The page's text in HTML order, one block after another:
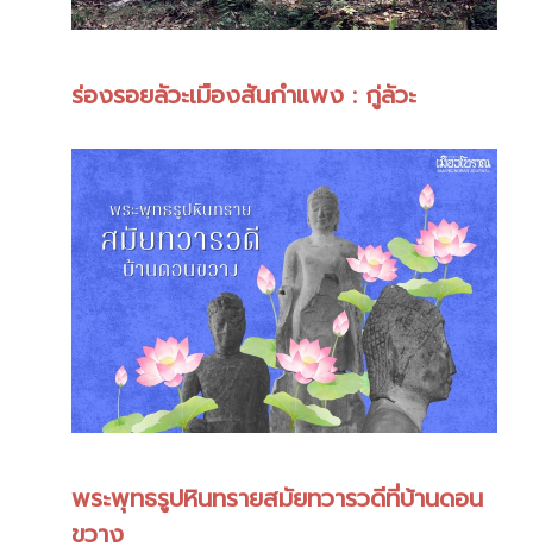
ร่องรอยลัวะเมืองสันกำแพง : กู่ลัวะ
พระพุทธรูปหินทรายสมัยทวารวดีที่บ้านดอน
ขวาง